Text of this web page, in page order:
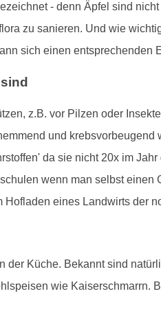
- denn Äpfel sind
zu sanieren. Und wie
sich einen entsprechenden
z.B. vor Pilzen oder
und
da sie nicht 20x im
wenn man selbst
eines Landwirts der
der Küche. Bekannt sind
wie